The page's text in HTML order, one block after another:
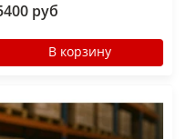
руб
В корзину